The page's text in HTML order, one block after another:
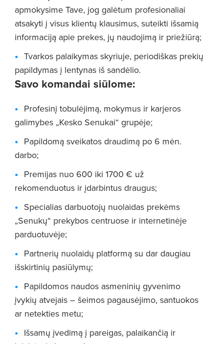
apmokysime Tave, jog galėtum profesionaliai
atsakyti į visus klientų klausimus, suteikti išsamią
informaciją apie prekes, jų naudojimą ir priežiūrą;
Tvarkos palaikymas skyriuje, periodiškas prekių
papildymas į lentynas iš sandėlio.
Savo komandai siūlome:
Profesinį tobulėjimą, mokymus ir karjeros
galimybes „Kesko Senukai“ grupėje;
Papildomą sveikatos draudimą po 6 mėn.
darbo;
Premijas nuo 600 iki 1700 € už
rekomenduotus ir įdarbintus draugus;
Specialias darbuotojų nuolaidas prekėms
„Senukų“ prekybos centruose ir internetinėje
parduotuvėje;
Partnerių nuolaidų platformą su dar daugiau
išskirtinių pasiūlymų;
Papildomos naudos asmeninių gyvenimo
įvykių atvejais – šeimos pagausėjimo, santuokos
ar netekties metu;
Išsamų įvedimą į pareigas, palaikančią ir